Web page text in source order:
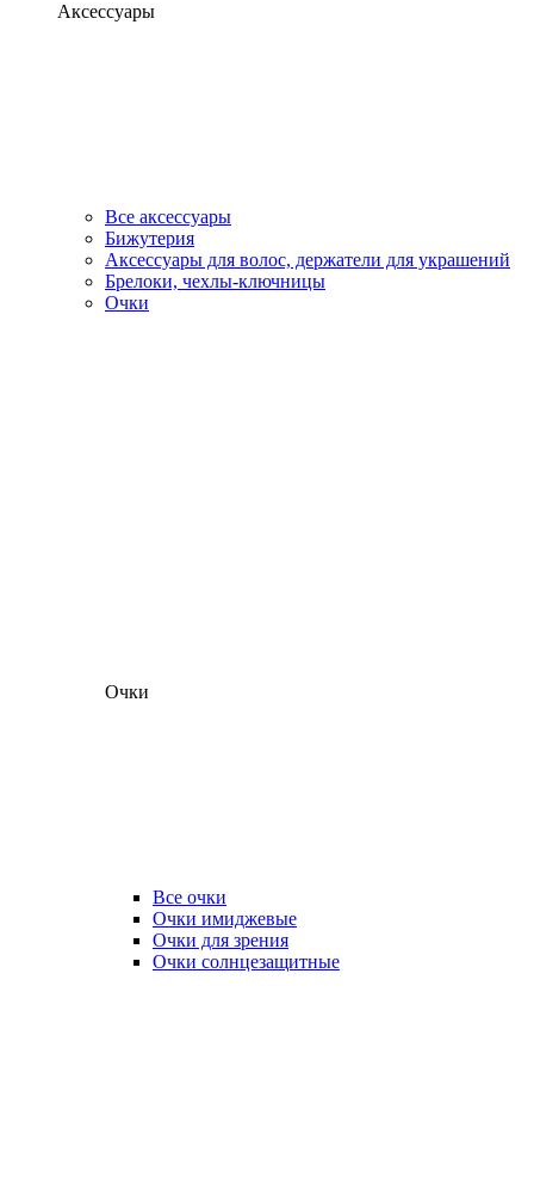
Аксессуары
Все аксессуары
Бижутерия
Аксессуары для волос, держатели для украшений
Брелоки, чехлы-ключницы
Очки
Очки
Все очки
Очки имиджевые
Очки для зрения
Очки солнцезащитные